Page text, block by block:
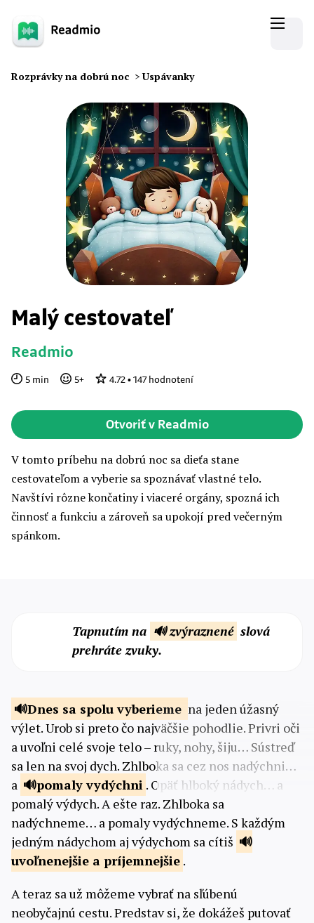
Rozprávky na dobrú noc > Uspávanky
Malý cestovateľ
Readmio
5 min 5+ 4.72 • 147hodnotení
Otvoriť v Readmio
V tomto príbehu na dobrú noc sa dieťa stane
cestovateľom a vyberie sa spoznávať vlastné telo.
Navštívi rôzne končatiny i viaceré orgány, spozná ich
činnosť a funkciu a zároveň sa upokojí pred večerným
spánkom.
Tapnutím na 🔊 zvýraznené slová
prehráte zvuky.
Dnes sa spoluvyberieme na jeden úžasný
výlet. Urob si preto čo najväčšie pohodlie. Privri oči
a uvoľni celé svoje telo – ruky, nohy, šiju… Sústreď
sa len na svoj dych. Zhlboka sa cez nos nadýchni…
a
pomalyvydýchni . Opäť hlboký nádych… a
pomalý výdych. A ešte raz. Zhlboka sa
nadýchneme… a pomaly vydýchneme. S každým
jedným nádychom aj výdychom sa cítiš
uvoľnenejšie a príjemnejšie .
A teraz sa už môžeme vybrať na sľúbenú
neobyčajnú cestu. Predstav si, že dokážeš putovať